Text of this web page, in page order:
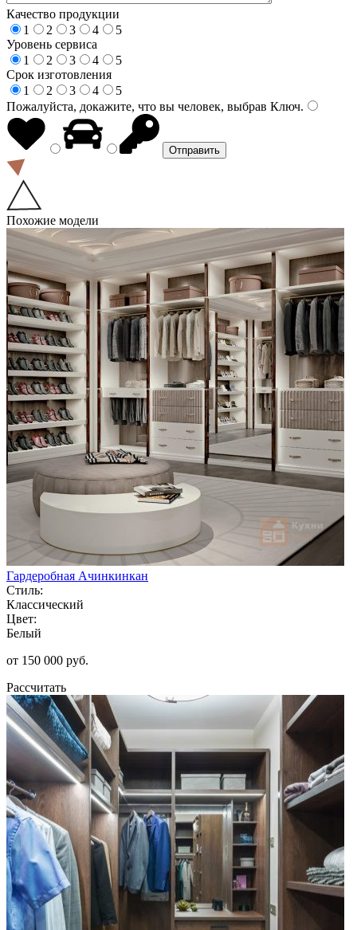
Качество продукции
1
2 3 4
5
Уровень сервиса
1
2 3 4
5
Срок изготовления
1
2 3 4
5
Пожалуйста, докажите, что вы человек, выбрав Ключ.
Похожие модели
Гардеробная Ачинкинкан
Стиль:
Классический
Цвет:
Белый
от 150 000 руб.
Рассчитать